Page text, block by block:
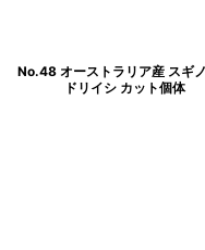
No.48 オーストラリア産 スギ
ドリイシ カット個体